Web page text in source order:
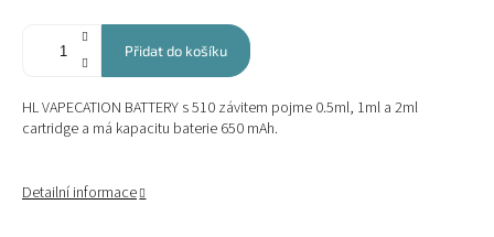
Přidat do košíku
HL VAPECATION BATTERY s 510 závitem pojme 0.5ml, 1ml a 2ml
cartridge a má kapacitu baterie 650 mAh.
Detailní informace